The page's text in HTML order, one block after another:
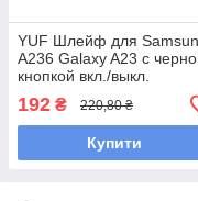
YUF Шлейф для
A236 Galaxy A23 с
кнопкой вкл./выкл.
192 ₴ 220,80 ₴
Купити